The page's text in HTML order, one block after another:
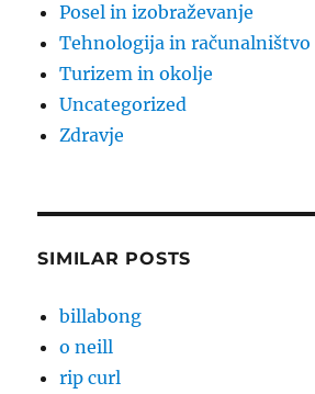
Posel in izobraževanje
Tehnologija in računalništvo
Turizem in okolje
Uncategorized
Zdravje
SIMILAR POSTS
billabong
o neill
rip curl